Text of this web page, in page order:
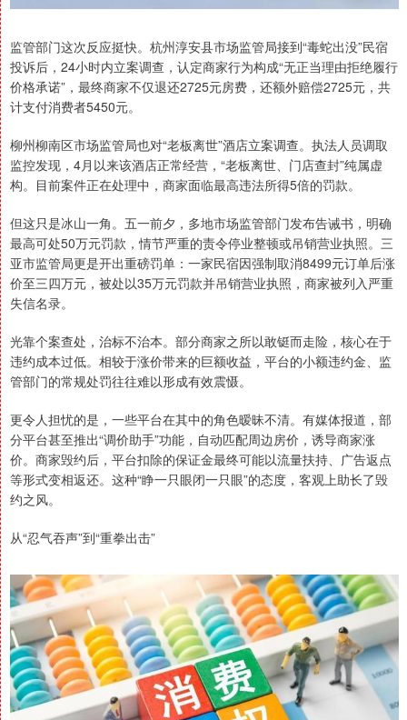
监管部门这次反应挺快。杭州淳安县市场监管局接到“毒蛇出没”民宿
投诉后，24小时内立案调查，认定商家行为构成“无正当理由拒绝履行
价格承诺”，最终商家不仅退还2725元房费，还额外赔偿2725元，共
计支付消费者5450元。
柳州柳南区市场监管局也对“老板离世”酒店立案调查。执法人员调取
监控发现，4月以来该酒店正常经营，“老板离世、门店查封”纯属虚
构。目前案件正在处理中，商家面临最高违法所得5倍的罚款。
但这只是冰山一角。五一前夕，多地市场监管部门发布告诫书，明确
最高可处50万元罚款，情节严重的责令停业整顿或吊销营业执照。三
亚市监管局更是开出重磅罚单：一家民宿因强制取消8499元订单后涨
价至三四万元，被处以35万元罚款并吊销营业执照，商家被列入严重
失信名录。
光靠个案查处，治标不治本。部分商家之所以敢铤而走险，核心在于
违约成本过低。相较于涨价带来的巨额收益，平台的小额违约金、监
管部门的常规处罚往往难以形成有效震慑。
更令人担忧的是，一些平台在其中的角色暧昧不清。有媒体报道，部
分平台甚至推出“调价助手”功能，自动匹配周边房价，诱导商家涨
价。商家毁约后，平台扣除的保证金最终可能以流量扶持、广告返点
等形式变相返还。这种“睁一只眼闭一只眼”的态度，客观上助长了毁
约之风。
从“忍气吞声”到“重拳出击”